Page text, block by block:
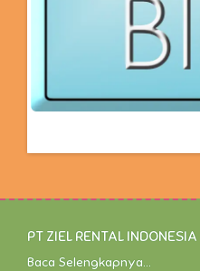
PT ZIEL RENTAL INDONESIA
Baca Selengkapnya...